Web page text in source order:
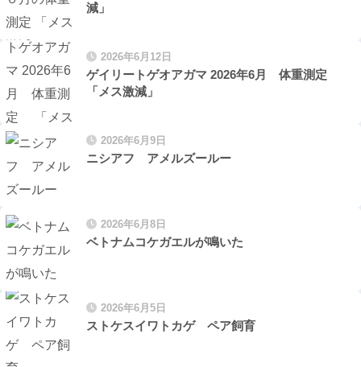
減」
2026年6月12日
ゲイリートゲオアガマ 2026年6月 体重測定
「メス激減」
2026年6月9日
ニシアフ アメルズールー
2026年6月8日
ベトナムコケガエルが鳴いた
2026年6月5日
ストケスイワトカゲ ペア飼育